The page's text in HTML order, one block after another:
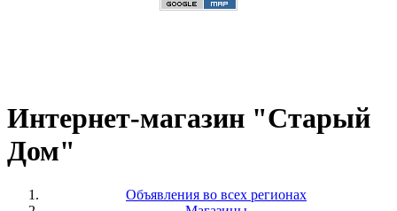
Интернет-магазин "Старый
Дом"
Объявления во всех регионах